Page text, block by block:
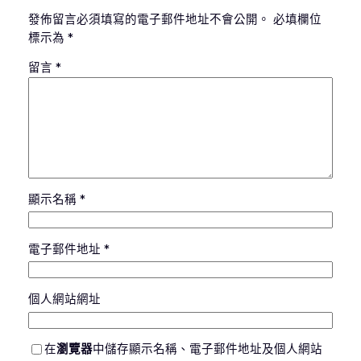
發佈留言必須填寫的電子郵件地址不會公開。 必填欄位
標示為 *
留言 *
顯示名稱 *
電子郵件地址 *
個人網站網址
在瀏覽器中儲存顯示名稱、電子郵件地址及個人網站